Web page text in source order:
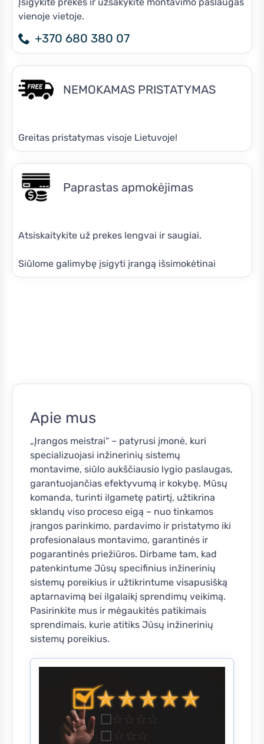
vienoje vietoje.
+370 680 380 07
NEMOKAMAS PRISTATYMAS
Greitas pristatymas visoje Lietuvoje!
Paprastas apmokėjimas
Atsiskaitykite už prekes lengvai ir saugiai.
Siūlome galimybę įsigyti įrangą išsimokėtinai
Apie mus
„Įrangos meistrai“ – patyrusi įmonė, kuri
specializuojasi inžinerinių sistemų
montavime, siūlo aukščiausio lygio paslaugas,
garantuojančias efektyvumą ir kokybę. Mūsų
komanda, turinti ilgametę patirtį, užtikrina
sklandų viso proceso eigą – nuo tinkamos
įrangos parinkimo, pardavimo ir pristatymo iki
profesionalaus montavimo, garantinės ir
pogarantinės priežiūros. Dirbame tam, kad
patenkintume Jūsų specifinius inžinerinių
sistemų poreikius ir užtikrintume visapusišką
aptarnavimą bei ilgalaikį sprendimų veikimą.
Pasirinkite mus ir mėgaukitės patikimais
sprendimais, kurie atitiks Jūsų inžinerinių
sistemų poreikius.